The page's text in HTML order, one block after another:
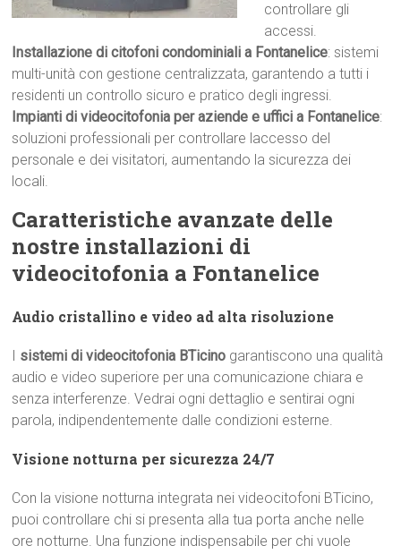
controllare gli
accessi.
Installazione di citofoni condominiali a Fontanelice: sistemi
multi-unità con gestione centralizzata, garantendo a tutti i
residenti un controllo sicuro e pratico degli ingressi.
Impianti di videocitofonia per aziende e uffici a Fontanelice:
soluzioni professionali per controllare laccesso del
personale e dei visitatori, aumentando la sicurezza dei
locali.
Caratteristiche avanzate delle
nostre installazioni di
videocitofonia a Fontanelice
Audio cristallino e video ad alta risoluzione
I sistemi di videocitofonia BTicino garantiscono una qualità
audio e video superiore per una comunicazione chiara e
senza interferenze. Vedrai ogni dettaglio e sentirai ogni
parola, indipendentemente dalle condizioni esterne.
Visione notturna per sicurezza 24/7
Con la visione notturna integrata nei videocitofoni BTicino,
puoi controllare chi si presenta alla tua porta anche nelle
ore notturne. Una funzione indispensabile per chi vuole